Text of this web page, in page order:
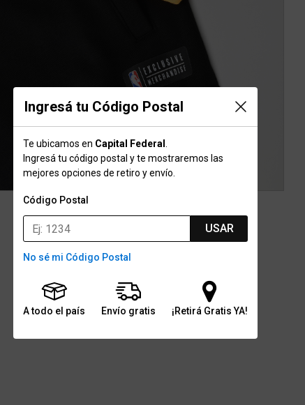
Ingresá tu Código Postal
Te ubicamos en Capital Federal
Ingresá tu código postal y te mostraremos las
mejores opciones de retiro y envío.
Código Postal
USAR
No sé mi Código Postal
A todo el país Envío gratis ¡Retirá Gratis YA!